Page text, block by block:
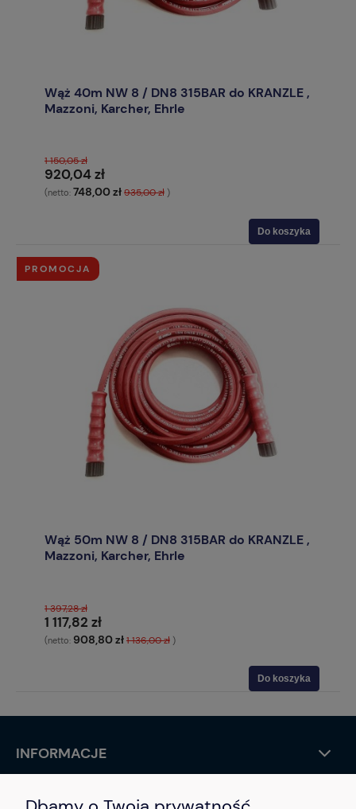
Wąż 40m NW 8 / DN8 315BAR do KRANZLE ,
Mazzoni, Karcher, Ehrle
920,04 zł
1 150,05 zł
(netto: 748,00 zł935,00 zł )
Do koszyka
Wąż 50m NW 8 / DN8 315BAR do KRANZLE ,
Mazzoni, Karcher, Ehrle
1 117,82 zł
1 397,28 zł
(netto: 908,80 zł1 136,00 zł )
Do koszyka
PROMOCJA
INFORMACJE